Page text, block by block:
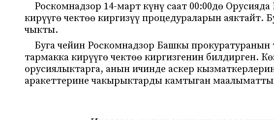
Роскомнадзор 14-март күнү саат 00:00дө
кирүүгө чектөө киргизүү процедураларын аяктайт.
чыкты.
Буга чейин Роскомнадзор Башкы
тармакка кирүүгө чектөө киргизгенин билдирген.
орусиялыктарга, анын ичинде аскер
аракеттерине чакырыктарды камтыган